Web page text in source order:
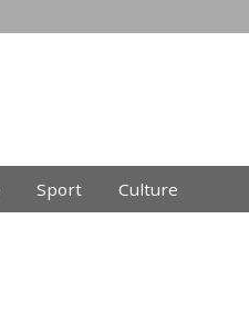
Sport Culture